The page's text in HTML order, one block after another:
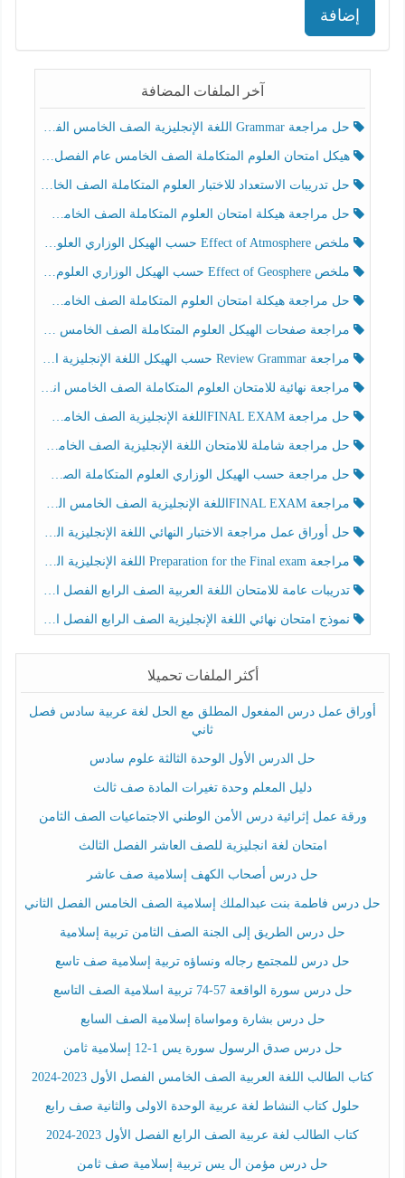
إضافة
آخر الملفات المضافة
حل مراجعة Grammar اللغة الإنجليزية الصف الخامس الفصل الثالث
هيكل امتحان العلوم المتكاملة الصف الخامس عام الفصل الدراسي الثالث 2025-2026
حل تدريبات الاستعداد للاختبار العلوم المتكاملة الصف الخامس عام الفصل الثالث
حل مراجعة هيكلة امتحان العلوم المتكاملة الصف الخامس انسبير الفصل الثالث
ملخص Effect of Atmosphere حسب الهيكل الوزاري العلوم المتكاملة الصف الخامس انسبير الفصل الثالث
ملخص Effect of Geosphere حسب الهيكل الوزاري العلوم المتكاملة الصف الخامس انسبير الفصل الثالث
حل مراجعة هيكلة امتحان العلوم المتكاملة الصف الخامس عام الفصل الثالث
مراجعة صفحات الهيكل العلوم المتكاملة الصف الخامس انسبير الفصل الثالث
مراجعة Review Grammar حسب الهيكل اللغة الإنجليزية الصف الخامس الفصل الثالث
مراجعة نهائية للامتحان العلوم المتكاملة الصف الخامس انسبير الفصل الثالث
حل مراجعة FINAL EXAMاللغة الإنجليزية الصف الخامس الفصل الثالث
حل مراجعة شاملة للامتحان اللغة الإنجليزية الصف الخامس الفصل الثالث
حل مراجعة حسب الهيكل الوزاري العلوم المتكاملة الصف الخامس عام الفصل الثالث
مراجعة FINAL EXAMاللغة الإنجليزية الصف الخامس الفصل الثالث
حل أوراق عمل مراجعة الاختبار النهائي اللغة الإنجليزية الصف الرابع الفصل الثالث
مراجعة Preparation for the Final exam اللغة الإنجليزية الصف الرابع الفصل الثالث
تدريبات عامة للامتحان اللغة العربية الصف الرابع الفصل الثالث
نموذج امتحان نهائي اللغة الإنجليزية الصف الرابع الفصل الثالث
أكثر الملفات تحميلا
أوراق عمل درس المفعول المطلق مع الحل لغة عربية سادس فصل
ثاني
حل الدرس الأول الوحدة الثالثة علوم سادس
دليل المعلم وحدة تغيرات المادة صف ثالث
ورقة عمل إثرائية درس الأمن الوطني الاجتماعيات الصف الثامن
امتحان لغة انجليزية للصف العاشر الفصل الثالث
حل درس أصحاب الكهف إسلامية صف عاشر
حل درس فاطمة بنت عبدالملك إسلامية الصف الخامس الفصل الثاني
حل درس الطريق إلى الجنة الصف الثامن تربية إسلامية
حل درس للمجتمع رجاله ونساؤه تربية إسلامية صف تاسع
حل درس سورة الواقعة 57-74 تربية اسلامية الصف التاسع
حل درس بشارة ومواساة إسلامية الصف السابع
حل درس صدق الرسول سورة يس 1-12 إسلامية ثامن
كتاب الطالب اللغة العربية الصف الخامس الفصل الأول 2023-2024
حلول كتاب النشاط لغة عربية الوحدة الاولى والثانية صف رابع
كتاب الطالب لغة عربية الصف الرابع الفصل الأول 2023-2024
حل درس مؤمن ال يس تربية إسلامية صف ثامن